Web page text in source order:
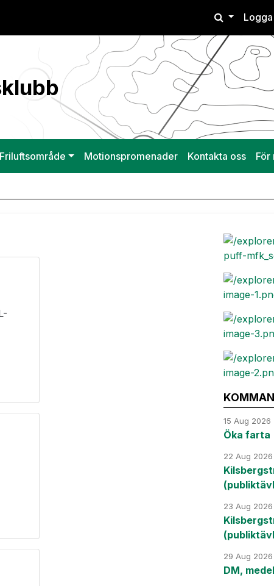
Motionspromenader Kontakta oss För
15 Aug 2026
Öka farta
22 Aug 2026
23 Aug 2026
29 Aug 2026
DM,